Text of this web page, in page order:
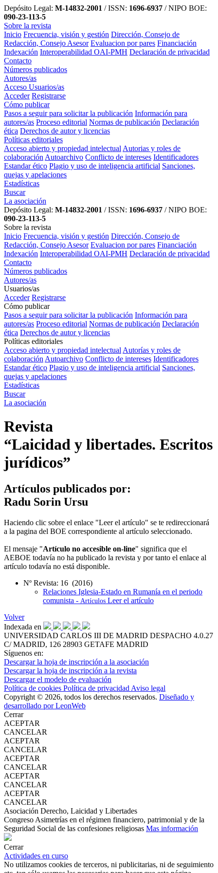
Depósito Legal: M-14832-2001 / ISSN: 1696-6937 / NIPO BOE:
090-23-113-5
Sobre la revista
Inicio Frecuencia, visión y gestión Dirección, Consejo de
Redacción, Consejo Asesor Evaluacion por pares Financiación
Indexación Interoperabilidad OAI-PMH Declaración de privacidad
Contacto
Números publicados
Autores/as
Acceso Usuarios/as
Acceder Registrarse
Cómo publicar
Pasos a seguir para solicitar la publicación Información para
autores/as Proceso editorial Normas de publicación Declaración
ética Derechos de autor y licencias
Políticas editoriales
Acceso abierto y propiedad intelectual Autorias y roles de
colaboración Autoarchivo Conflicto de intereses Identificadores
Estandar ético Plagio y uso de inteligencia artificial Sanciones,
quejas y apelaciones
Estadísticas
Buscar
La asociación
Depósito Legal: M-14832-2001 / ISSN: 1696-6937 / NIPO BOE:
090-23-113-5
Sobre la revista
Inicio Frecuencia, visión y gestión Dirección, Consejo de
Redacción, Consejo Asesor Evaluacion por pares Financiación
Indexación Interoperabilidad OAI-PMH Declaración de privacidad
Contacto
Números publicados
Autores/as
Usuarios/as
Acceder Registrarse
Cómo publicar
Pasos a seguir para solicitar la publicación Información para
autores/as Proceso editorial Normas de publicación Declaración
ética Derechos de autor y licencias
Políticas editoriales
Acceso abierto y propiedad intelectual Autorías y roles de
colaboración Autoarchivo Conflicto de intereses Identificadores
Estandar ético Plagio y uso de inteligencia artificial Sanciones,
quejas y apelaciones
Estadísticas
Buscar
La asociación
Revista
“Laicidad y libertades. Escritos
jurídicos”
Artículos publicados por:
Radu Sorin Ursu
Haciendo clic sobre el enlace "Leer el artículo" se te redireccionará
a la pagina del BOE correspondiente al artículo seleccionado.
El mensaje "Artículo no accesible on-line" significa que el
AEBOE todavía no ha publicado la revista y por tanto el enlace al
artículo todavía no está disponible.
Nº Revista: 16 (2016)
Relaciones Iglesia-Estado en Rumanía en el periodo
comunista - Artículos Leer el artículo
Volver
Indexada en
UNIVERSIDAD CARLOS III DE MADRID DESPACHO 4.0.27
C/ MADRID, 126 28903 GETAFE MADRID
Síguenos en:
Descargar la hoja de inscripción a la asociación
Descargar la hoja de inscripción a la revista
Descargar el modelo de evaluación
Política de cookies Política de privacidad Aviso legal
Copyright © 2026, todos los derechos reservados. Diseñado y
desarrollado por LeonWeb
Cerrar
ACEPTAR
CANCELAR
ACEPTAR
CANCELAR
ACEPTAR
CANCELAR
ACEPTAR
CANCELAR
ACEPTAR
CANCELAR
Asociación Derecho, Laicidad y Libertades
Congreso Asimetrías en el régimen financiero, patrimonial y de la
Seguridad Social de las confesiones religiosas Mas información
Cerrar
Actividades en curso
No utilizamos cookies de terceros, ni publicitarias, ni de seguimiento